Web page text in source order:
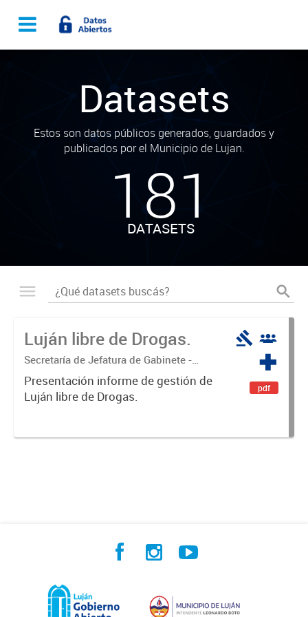
Datasets
Estos son datos públicos generados, guardados y
publicados por el Municipio de Lujan.
181
DATASETS
Luján libre de Drogas.
Secretaría de Jefatura de Gabinete -
Coordinación Luján Libre de Drogas
Presentación informe de gestión de
Luján libre de Drogas.
pdf